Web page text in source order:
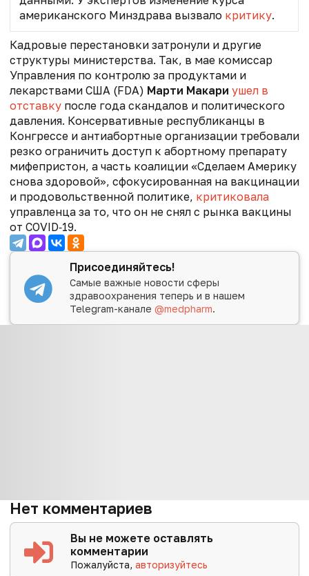
американского Минздрава вызвало критику.
Кадровые перестановки затронули и другие
структуры министерства. Так, в мае комиссар
Управления по контролю за продуктами и
лекарствами США (FDA) Марти Макари ушел в
отставку после года скандалов и политического
давления. Консервативные республиканцы в
Конгрессе и антиабортные организации требовали
резко ограничить доступ к абортному препарату
мифепристон, а часть коалиции «Сделаем Америку
снова здоровой», сфокусированная на вакцинации
и продовольственной политике, критиковала
управленца за то, что он не снял с рынка вакцины
от COVID‑19.
Присоединяйтесь!
Самые важные новости сферы
здравоохранения теперь и в нашем
Telegram-канале@medpharm.
Нет комментариев
Вы не можете оставлять
комментарии
Пожалуйста,авторизуйтесь